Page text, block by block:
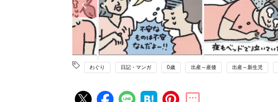
わぐり 日記・マンガ 0歳 出産～産後 出産～新生児